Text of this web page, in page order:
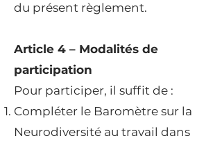
du présent règlement.
Article 4 – Modalités de
participation
Pour participer, il suffit de :
Compléter le Baromètre sur la
Neurodiversité au travail dans